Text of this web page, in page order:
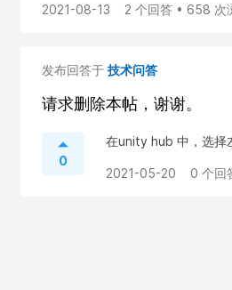
2021-08-13 2 个回答 • 658 次
发布回答于 技术问答
请求删除本帖，谢谢。
0
在unity hub 中，选择
2021-05-20 0 个回